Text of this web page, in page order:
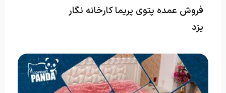
فروش عمده پتوی پریما کارخانه نگار
یزد